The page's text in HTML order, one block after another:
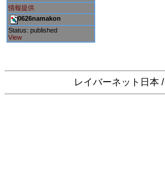
情報提供
0626namakon
Status: published
View
レイバーネット日本 /